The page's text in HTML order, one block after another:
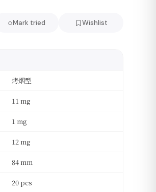
○Mark tried Wishlist
烤烟型
11 mg
1 mg
12 mg
84 mm
20 pcs